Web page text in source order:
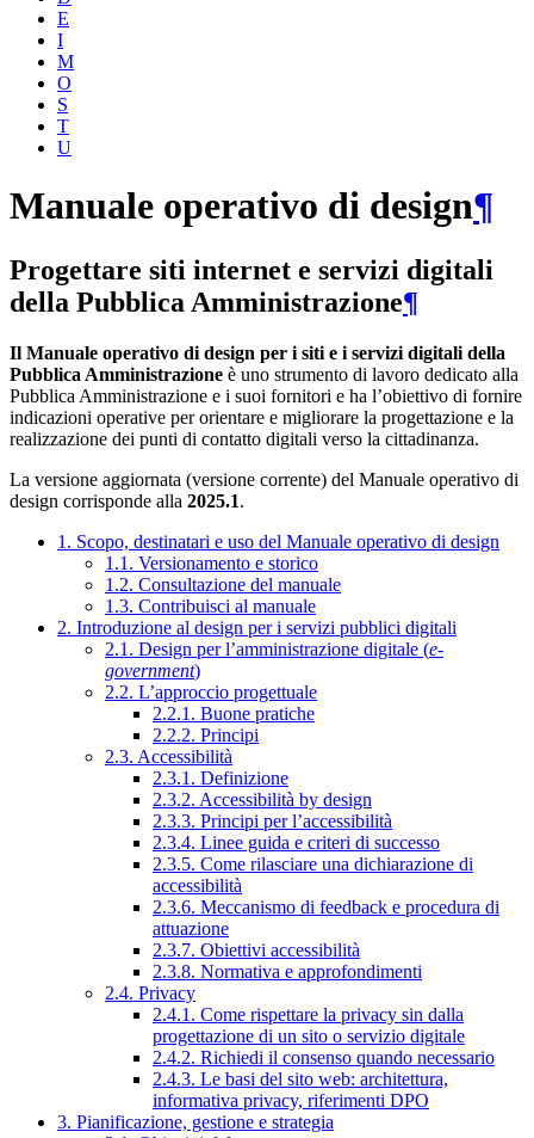
E
I
M
O
S
T
U
Manuale operativo di design¶
Progettare siti internet e servizi digitali
della Pubblica Amministrazione¶
Il Manuale operativo di design per i siti e i servizi digitali della
Pubblica Amministrazione è uno strumento di lavoro dedicato alla
Pubblica Amministrazione e i suoi fornitori e ha l’obiettivo di fornire
indicazioni operative per orientare e migliorare la progettazione e la
realizzazione dei punti di contatto digitali verso la cittadinanza.
La versione aggiornata (versione corrente) del Manuale operativo di
design corrisponde alla 2025.1.
1. Scopo, destinatari e uso del Manuale operativo di design
1.1. Versionamento e storico
1.2. Consultazione del manuale
1.3. Contribuisci al manuale
2. Introduzione al design per i servizi pubblici digitali
2.1. Design per l’amministrazione digitale (e-
government)
2.2. L’approccio progettuale
2.2.1. Buone pratiche
2.2.2. Principi
2.3. Accessibilità
2.3.1. Definizione
2.3.2. Accessibilità by design
2.3.3. Principi per l’accessibilità
2.3.4. Linee guida e criteri di successo
2.3.5. Come rilasciare una dichiarazione di
accessibilità
2.3.6. Meccanismo di feedback e procedura di
attuazione
2.3.7. Obiettivi accessibilità
2.3.8. Normativa e approfondimenti
2.4. Privacy
2.4.1. Come rispettare la privacy sin dalla
progettazione di un sito o servizio digitale
2.4.2. Richiedi il consenso quando necessario
2.4.3. Le basi del sito web: architettura,
informativa privacy, riferimenti DPO
3. Pianificazione, gestione e strategia